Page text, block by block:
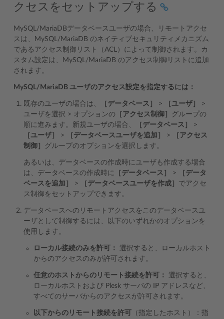
クセスをセットアップする
MySQL/MariaDBデータベースユーザの場合、リモートアクセ
スは、MySQL/MariaDB のネイティブセキュリティメカニズム
であるアクセス制御リスト（ACL）によって制御されます。カ
スタム設定は、MySQL/MariaDB のアクセス制御リストに追加
されます。
MySQL/MariaDB ユーザのアクセス設定を指定するには：
既存のユーザの場合は、 ［データベース］ > ［ユーザ］
>
ユーザを選択 > オプションの ［アクセス制御］
グループの
順に進みます。新規ユーザの場合、
［データベース］
>
［ユーザ］
> ［データベースユーザを追加］ >
［アクセス
制御］
グループのオプションを選択します。
あるいは、データベースの作成時にユーザも作成する場合
は、データベースの作成時に
［データベース］ >
［データ
ベースを追加］
> ［データベースユーザを作成］ でアクセ
ス制御をセットアップできます。
データベースへのリモートアクセスをこのデータベースユ
ーザとして制御するには、以下のいずれかのオプションを
使用します。
ローカル接続のみを許可：
選択すると、ローカルホスト
からのアクセスのみが許可されます。
任意のホストからのリモート接続を許可：
選択すると、
ローカルホストおよび Plesk サーバの IP アドレスなど、
すべてのサーバからのアクセスが許可されます。
以下からのリモート接続を許可
（指定したホスト）：指